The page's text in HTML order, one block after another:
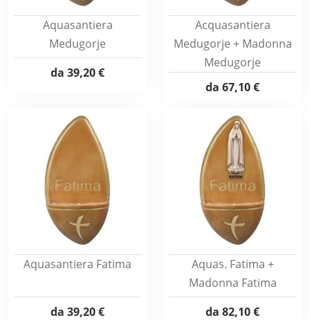
Aquasantiera
Medugorje
da 39,20 €
Acquasantiera
Medugorje + Madonna
Medugorje
da 67,10 €
Aquasantiera Fatima
da 39,20 €
Aquas. Fatima +
Madonna Fatima
da 82,10 €